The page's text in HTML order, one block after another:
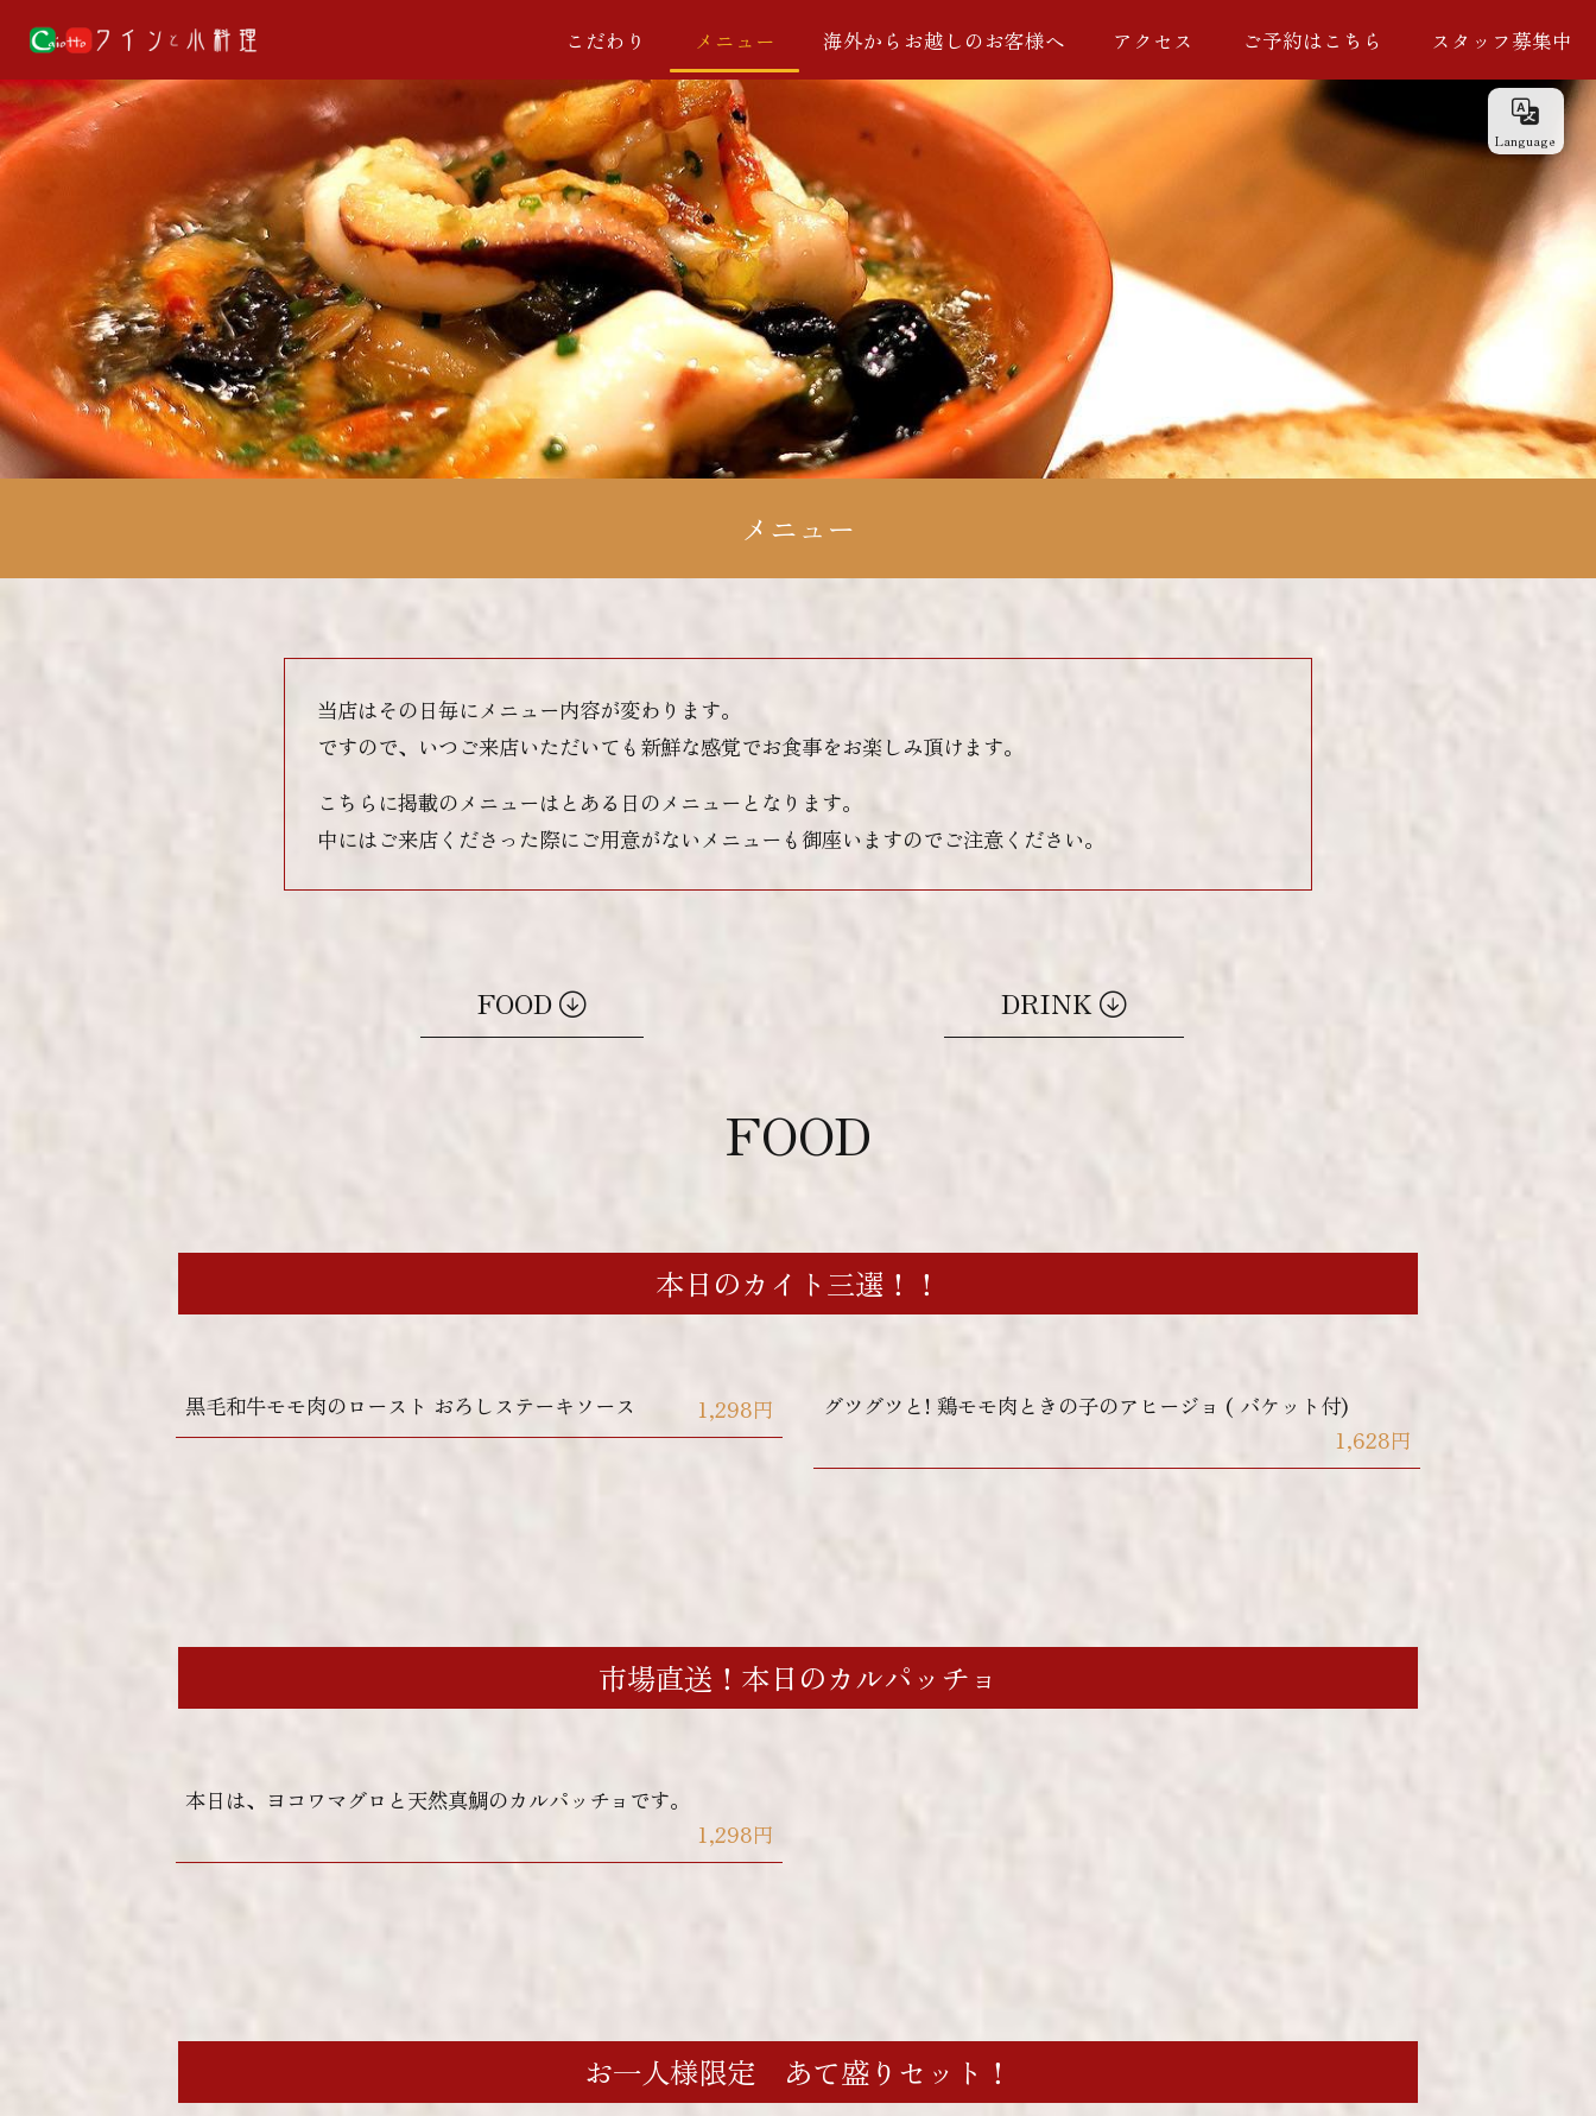
こだわり メニュー 海外からお越しのお客様へ アクセス ご予約はこちら スタッフ募集中
Language
メニュー
当店はその日毎にメニュー内容が変わります。
ですので、いつご来店いただいても新鮮な感覚でお食事をお楽しみ頂けます。
こちらに掲載のメニューはとある日のメニューとなります。
中にはご来店くださった際にご用意がないメニューも御座いますのでご注意ください。
FOOD DRINK
FOOD
本日のカイト三選！！
黒毛和牛モモ肉のロースト おろしステーキソース 1,298円
グツグツと! 鶏モモ肉ときの子のアヒージョ ( バケット付)
1,628円
市場直送！本日のカルパッチョ
本日は、ヨコワマグロと天然真鯛のカルパッチョです。
1,298円
お一人様限定 あて盛りセット！